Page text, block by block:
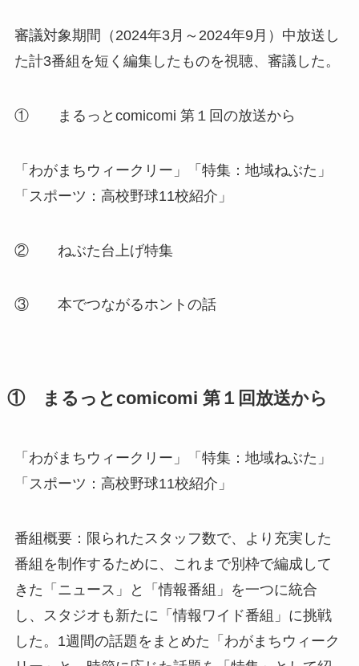
審議対象期間（2024年3月～2024年9月）中放送し
た計3番組を短く編集したものを視聴、審議した。
① まるっとcomicomi 第１回の放送から
「わがまちウィークリー」「特集：地域ねぶた」
「スポーツ：高校野球11校紹介」
② ねぶた台上げ特集
③ 本でつながるホントの話
① まるっとcomicomi 第１回放送から
「わがまちウィークリー」「特集：地域ねぶた」
「スポーツ：高校野球11校紹介」
番組概要：限られたスタッフ数で、より充実した
番組を制作するために、これまで別枠で編成して
きた「ニュース」と「情報番組」を一つに統合
し、スタジオも新たに「情報ワイド番組」に挑戦
した。1週間の話題をまとめた「わがまちウィーク